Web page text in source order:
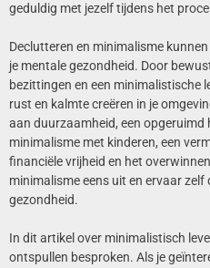
geduldig met jezelf tijdens het
Declutteren en minimalisme
je mentale gezondheid. Door
bezittingen en een minimalistische
rust en kalmte creëren in je
aan duurzaamheid, een opgeruimd
minimalisme met kinderen, een
financiële vrijheid en het
minimalisme eens uit en ervaar
gezondheid.
In dit artikel over minimalistisch
ontspullen besproken. Als je